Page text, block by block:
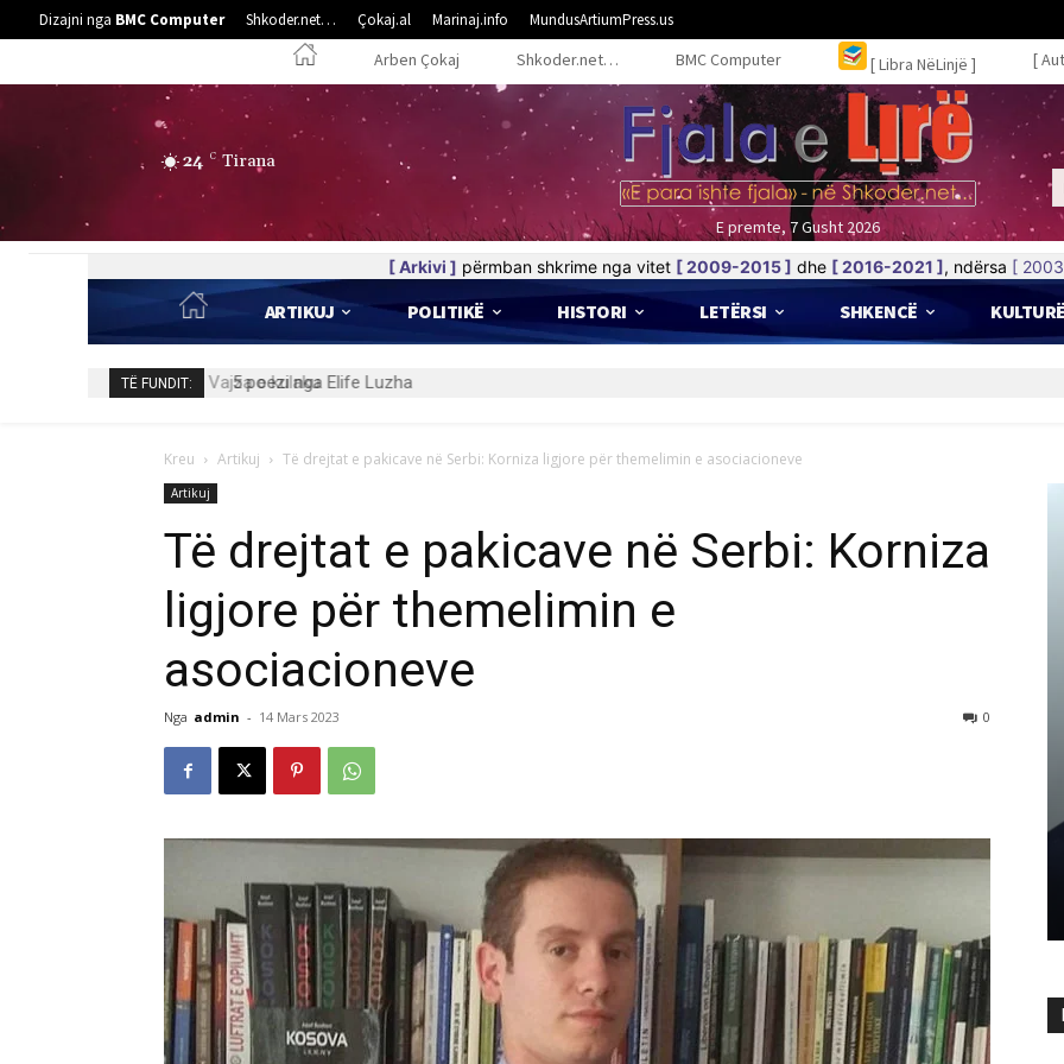
Dizajni nga BMC Computer Shkoder.net… Çokaj.al Marinaj.info MundusArtiumPress.us
Arben Çokaj Shkoder.net… BMC Computer [ Libra NëLinjë ] [
24 C Tirana
E premte, 7 Gusht 2026
[ Arkivi ] përmban shkrime nga vitet [ 2009-2015 ] dhe [ 2016-2021 ], ndërsa [
ARTIKUJ POLITIKË HISTORI LETËRSI SHKENCË KULTURË
TË FUNDIT: 5 poezi nga Elife Luzha
Kreu Artikuj Të drejtat e pakicave në Serbi: Korniza ligjore për themelimin e asociacioneve
Artikuj
Të drejtat e pakicave në Serbi: Korniza
ligjore për themelimin e
asociacioneve
Nga admin - 14 Mars 2023 0